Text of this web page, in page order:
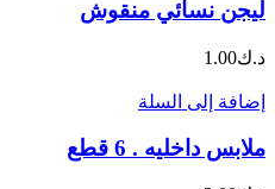
ليجن نسائي منقوش
د.ك1.00
إضافة إلى السلة
ملابس داخليه . 6 قطع